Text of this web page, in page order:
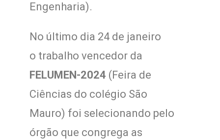
Engenharia).
No último dia 24 de janeiro
o trabalho vencedor da
FELUMEN-2024 (Feira de
Ciências do colégio São
Mauro) foi selecionando pelo
órgão que congrega as